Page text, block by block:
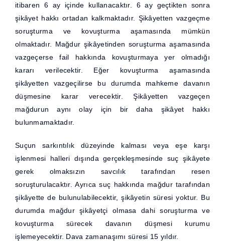
itibaren 6 ay içinde kullanacaktır. 6 ay geçtikten sonra
şikâyet hakkı ortadan kalkmaktadır. Şikâyetten vazgeçme
soruşturma ve kovuşturma aşamasında mümkün
olmaktadır. Mağdur şikâyetinden soruşturma aşamasında
vazgeçerse fail hakkında kovuşturmaya yer olmadığı
kararı verilecektir. Eğer kovuşturma aşamasında
şikâyetten vazgeçilirse bu durumda mahkeme davanın
düşmesine karar verecektir. Şikâyetten vazgeçen
mağdurun aynı olay için bir daha şikâyet hakkı
bulunmamaktadır.
Suçun sarkıntılık düzeyinde kalması veya eşe karşı
işlenmesi halleri dışında gerçekleşmesinde suç şikâyete
gerek olmaksızın savcılık tarafından resen
soruşturulacaktır. Ayrıca suç hakkında mağdur tarafından
şikâyette de bulunulabilecektir, şikâyetin süresi yoktur. Bu
durumda mağdur şikâyetçi olmasa dahi soruşturma ve
kovuşturma sürecek davanın düşmesi kurumu
işlemeyecektir. Dava zamanaşımı süresi 15 yıldır.